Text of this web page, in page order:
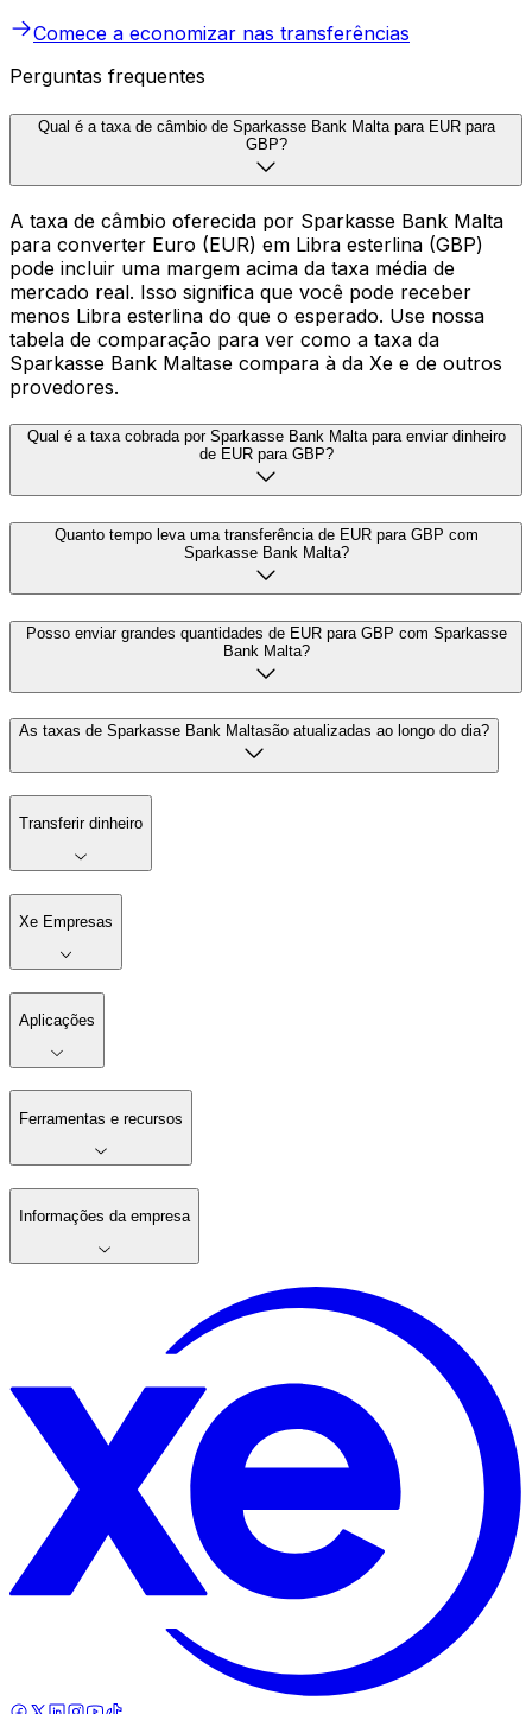
Comece a economizar nas transferências
Perguntas frequentes
Qual é a taxa de câmbio de Sparkasse Bank Malta para EUR para
GBP?
A taxa de câmbio oferecida por Sparkasse Bank Malta
para converter Euro (EUR) em Libra esterlina (GBP)
pode incluir uma margem acima da taxa média de
mercado real. Isso significa que você pode receber
menos Libra esterlina do que o esperado. Use nossa
tabela de comparação para ver como a taxa da
Sparkasse Bank Maltase compara à da Xe e de outros
provedores.
Qual é a taxa cobrada por Sparkasse Bank Malta para enviar dinheiro
de EUR para GBP?
Quanto tempo leva uma transferência de EUR para GBP com
Sparkasse Bank Malta?
Posso enviar grandes quantidades de EUR para GBP com Sparkasse
Bank Malta?
As taxas de Sparkasse Bank Maltasão atualizadas ao longo do dia?
Transferir dinheiro
Xe Empresas
Aplicações
Ferramentas e recursos
Informações da empresa